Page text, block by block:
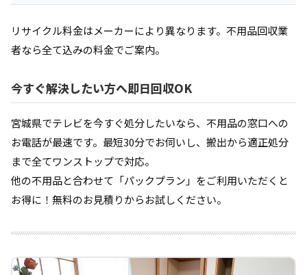
リサイクル料金はメーカーにより異なります。不用品回収業
者なら全て込みの料金でご案内。
今すぐ解決したい方へ即日回収OK
宮城県でテレビを今すぐ処分したいなら、不用品の窓口への
お電話が最速です。最短30分でお伺いし、搬出から適正処分
まで全てワンストップで対応。
他の不用品と合わせて「パックプラン」をご利用いただくと
お得に！無料のお見積りからお試しください。